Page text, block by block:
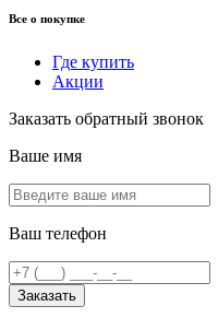
Все о покупке
Где купить
Акции
Заказать обратный звонок
Ваше имя
Ваш телефон
Заказать